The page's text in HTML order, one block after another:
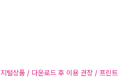
털상품 / 다운로드 후 이용 권장 / 프린트